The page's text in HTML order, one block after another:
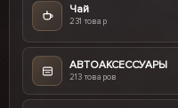
Чай
231 товар
АВТОАКСЕССУАРЫ
213 товаров